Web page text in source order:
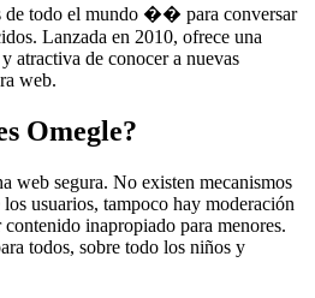
de todo el mundo �� para conversar
Lanzada en 2010, ofrece una
atractiva de conocer a nuevas
web.
Omegle?
web segura. No existen mecanismos
usuarios, tampoco hay moderación
inapropiado para menores.
todos, sobre todo los niños y